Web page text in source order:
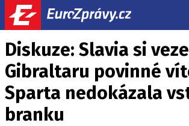
Diskuze: Slavia si
Gibraltaru povinné
Sparta nedokázala
branku